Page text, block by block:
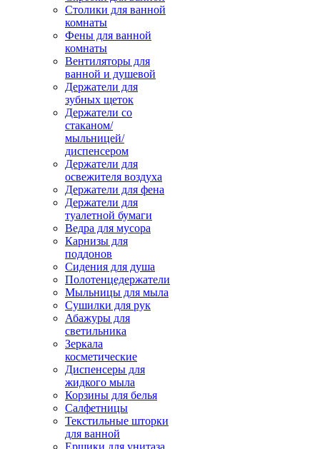
Столики для ванной
комнаты
Фены для ванной
комнаты
Вентиляторы для
ванной и душевой
Держатели для
зубных щеток
Держатели со
стаканом/
мыльницей/
диспенсером
Держатели для
освежителя воздуха
Держатели для фена
Держатели для
туалетной бумаги
Ведра для мусора
Карнизы для
поддонов
Сидения для душа
Полотенцедержатели
Мыльницы для мыла
Сушилки для рук
Абажуры для
светильника
Зеркала
косметические
Диспенсеры для
жидкого мыла
Корзины для белья
Салфетницы
Текстильные шторки
для ванной
Ершики для унитаза